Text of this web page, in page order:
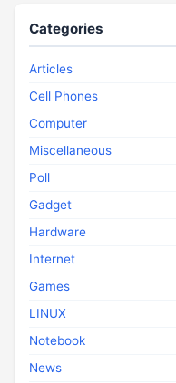
Categories
Articles
Cell Phones
Computer
Miscellaneous
Poll
Gadget
Hardware
Internet
Games
LINUX
Notebook
News